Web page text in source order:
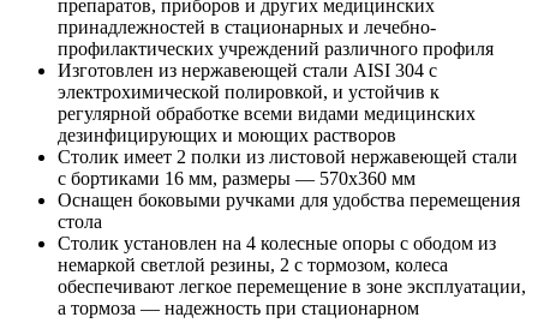
препаратов, приборов и других медицинских
принадлежностей в стационарных и лечебно-
профилактических учреждений различного профиля
Изготовлен из нержавеющей стали AISI 304 с
электрохимической полировкой, и устойчив к
регулярной обработке всеми видами медицинских
дезинфицирующих и моющих растворов
Столик имеет 2 полки из листовой нержавеющей стали
с бортиками 16 мм, размеры — 570x360 мм
Оснащен боковыми ручками для удобства перемещения
стола
Столик установлен на 4 колесные опоры с ободом из
немаркой светлой резины, 2 с тормозом, колеса
обеспечивают легкое перемещение в зоне эксплуатации,
а тормоза — надежность при стационарном